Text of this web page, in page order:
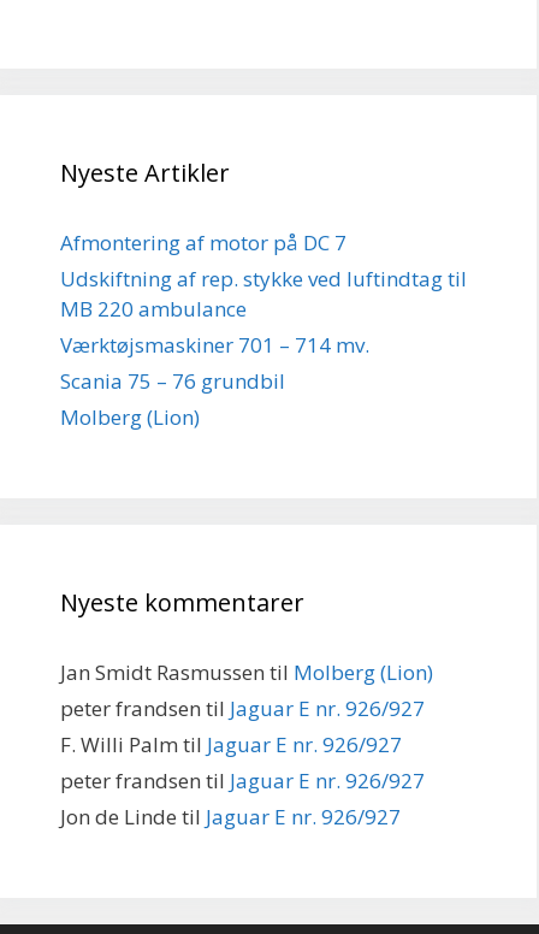
Nyeste Artikler
Afmontering af motor på DC 7
Udskiftning af rep. stykke ved luftindtag til
MB 220 ambulance
Værktøjsmaskiner 701 – 714 mv.
Scania 75 – 76 grundbil
Molberg (Lion)
Nyeste kommentarer
Jan Smidt Rasmussen til Molberg (Lion)
peter frandsen til Jaguar E nr. 926/927
F. Willi Palm til Jaguar E nr. 926/927
peter frandsen til Jaguar E nr. 926/927
Jon de Linde til Jaguar E nr. 926/927